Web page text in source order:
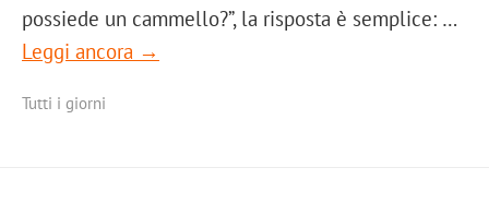
possiede un cammello?”, la risposta è semplice: …
Leggi ancora →
Tutti i giorni